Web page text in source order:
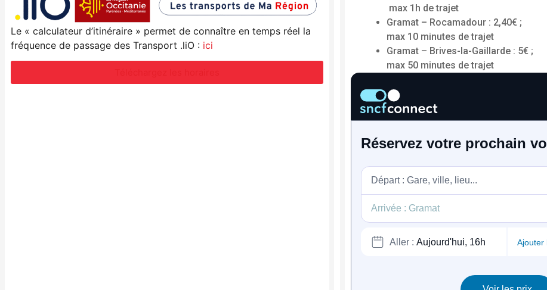
Le « calculateur d’itinéraire » permet de connaître en temps réel la
fréquence de passage des Transport .liO : ici
max 1h de trajet
Gramat – Rocamadour : 2,40€ ;
max 10 minutes de trajet
Gramat – Brives-la-Gaillarde : 5€ ;
max 50 minutes de trajet